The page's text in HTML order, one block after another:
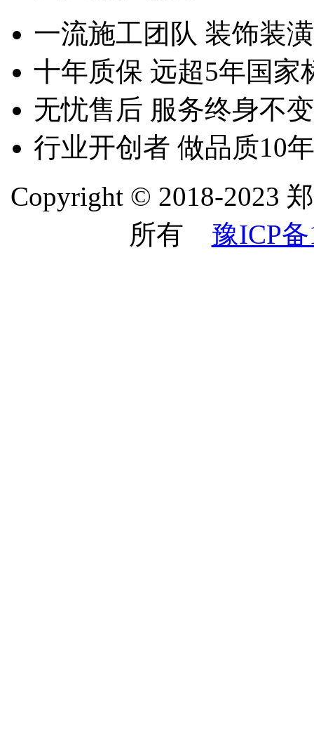
一流施工团队 装饰装
十年质保 远超5年国家
无忧售后 服务终身不
行业开创者 做品质10
Copyright © 2018-2023
所有 豫ICP